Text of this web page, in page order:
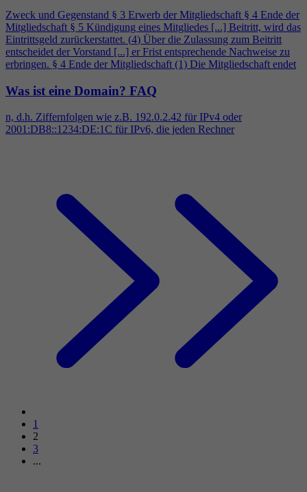
Zweck und Gegenstand § 3 Erwerb der Mitgliedschaft § 4 Ende der
Mitgliedschaft § 5 Kündigung eines Mitgliedes [...] Beitritt, wird das
Eintrittsgeld zurückerstattet. (4) Über die Zulassung zum Beitritt
entscheidet der Vorstand [...] er Frist entsprechende Nachweise zu
erbringen. § 4 Ende der Mitgliedschaft (1) Die Mitgliedschaft endet
Was ist eine Domain? FAQ
n, d.h. Ziffernfolgen wie z.B. 192.0.2.42 für IPv4 oder
2001:DB8::1234:DE:1C für IPv6, die jeden Rechner
1
2
3
...